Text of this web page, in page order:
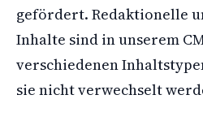
gefördert. Redaktionelle
Inhalte sind in unserem
verschiedenen
sie nicht verwechselt